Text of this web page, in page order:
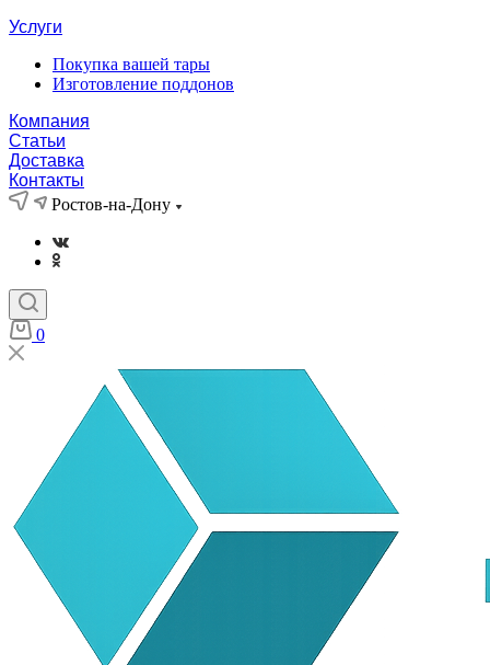
Услуги
Покупка вашей тары
Изготовление поддонов
Компания
Статьи
Доставка
Контакты
Ростов-на-Дону
0